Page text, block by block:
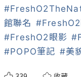
館聯名 #FreshO2
#FreshO2眼影
#POPO筆記 #美